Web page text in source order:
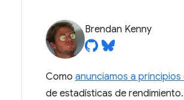
Brendan Kenny
Como anunciamos a
de estadísticas de